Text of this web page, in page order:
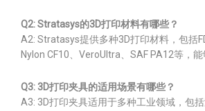
Q2: Stratasys的3D打印材料有哪些？
A2: Stratasys提供多种3D打印材料，包括
Nylon CF10、VeroUltra、SAF PA12等，能
Q3: 3D打印夹具的适用场景有哪些？
A3: 3D打印夹具适用于多种工业领域，包